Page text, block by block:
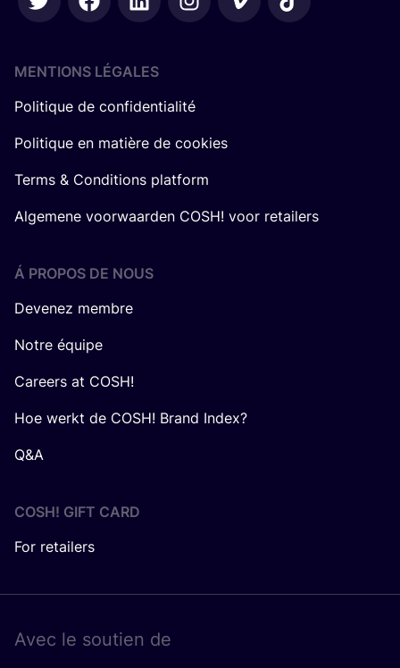
MENTIONS LÉGALES
Politique de confidentialité
Politique en matière de cookies
Terms & Conditions platform
Algemene voorwaarden COSH! voor retailers
Á PROPOS DE NOUS
Devenez membre
Notre équipe
Careers at COSH!
Hoe werkt de COSH! Brand Index?
Q&A
COSH! GIFT CARD
For retailers
Avec le sou­tien de